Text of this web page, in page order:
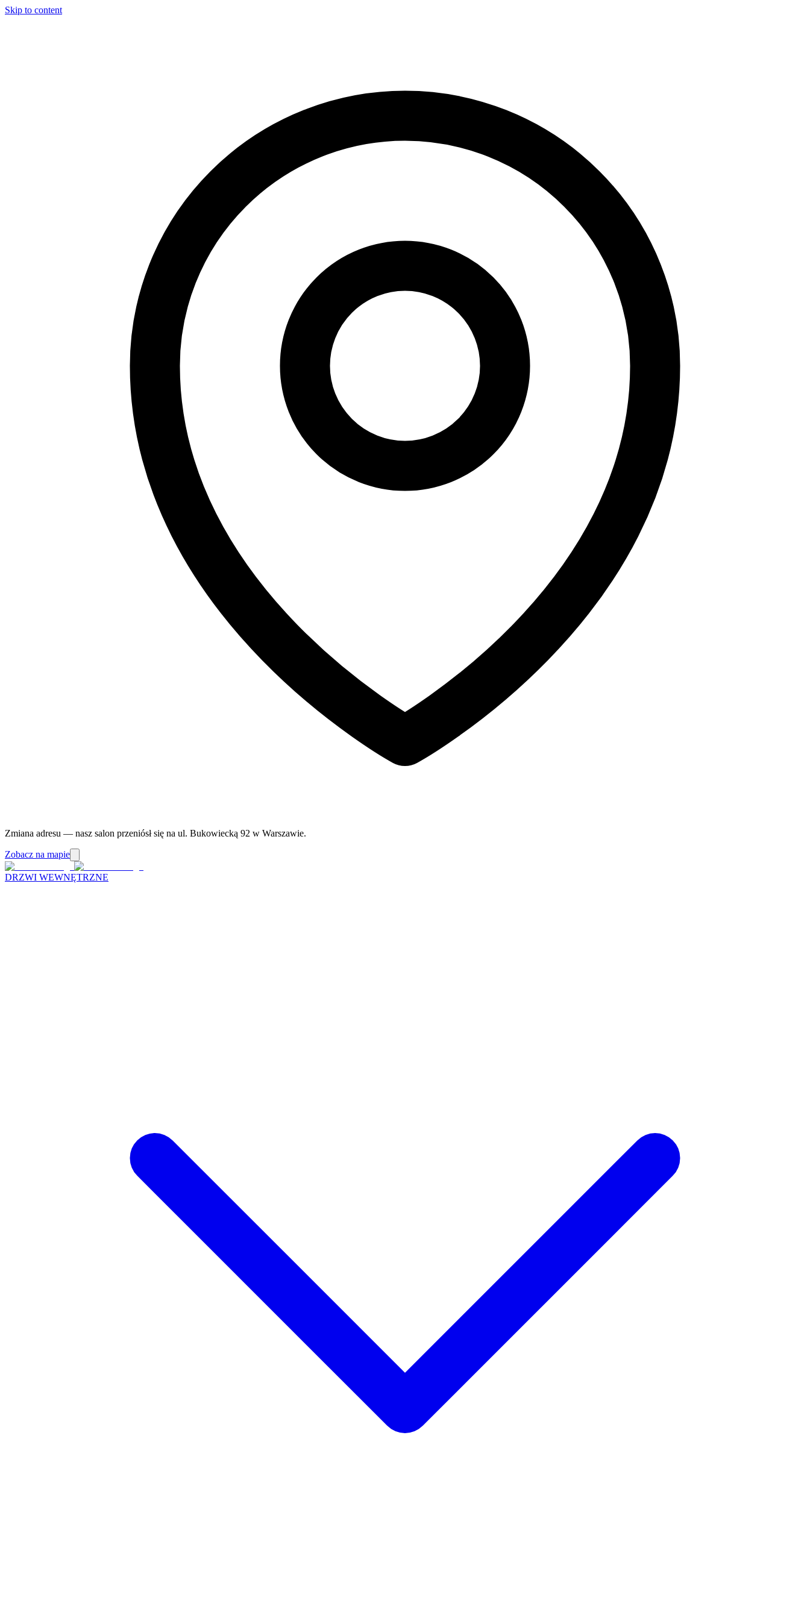
Skip to content
Zmiana adresu — nasz salon przeniósł się na ul. Bukowiecką 92 w Warszawie.
Zobacz na mapie
DRZWI WEWNĘTRZNE